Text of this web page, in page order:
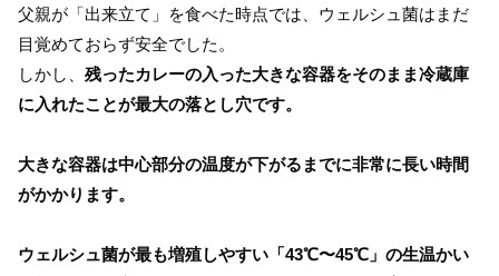
父親が「出来立て」を食べた時点では、ウェルシュ菌はまだ
目覚めておらず安全でした。
しかし、 残ったカレーの入った大きな容器をそのまま冷蔵庫
に入れたことが最大の落とし穴です。
大きな容器は中心部分の温度が下がるまでに非常に長い時間
がかかります。
ウェルシュ菌が最も増殖しやすい「43℃〜45℃」の生温かい